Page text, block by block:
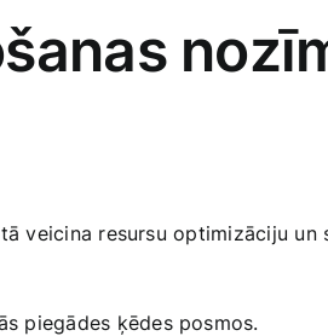
veicina resursu ‍optimizāciju un
piegādes ķēdes posmos.